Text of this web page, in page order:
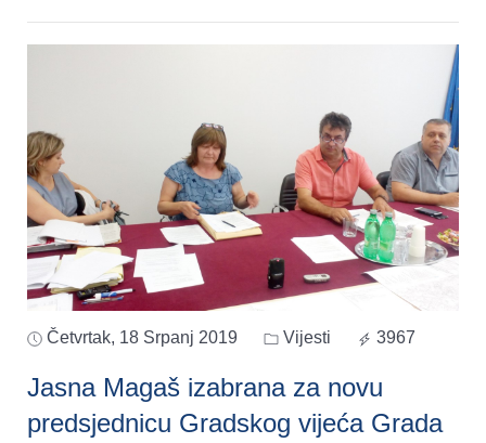
Četvrtak, 18 Srpanj 2019 Vijesti 3967
Jasna Magaš izabrana za novu
predsjednicu Gradskog vijeća Grada